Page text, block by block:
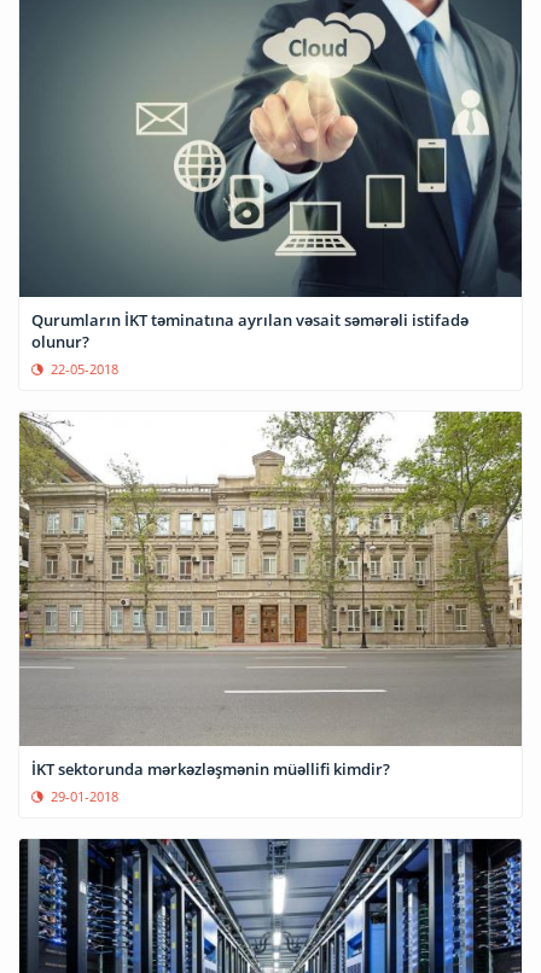
Qurumların İKT təminatına ayrılan vəsait səmərəli istifadə
olunur?
22-05-2018
İKT sektorunda mərkəzləşmənin müəllifi kimdir?
29-01-2018